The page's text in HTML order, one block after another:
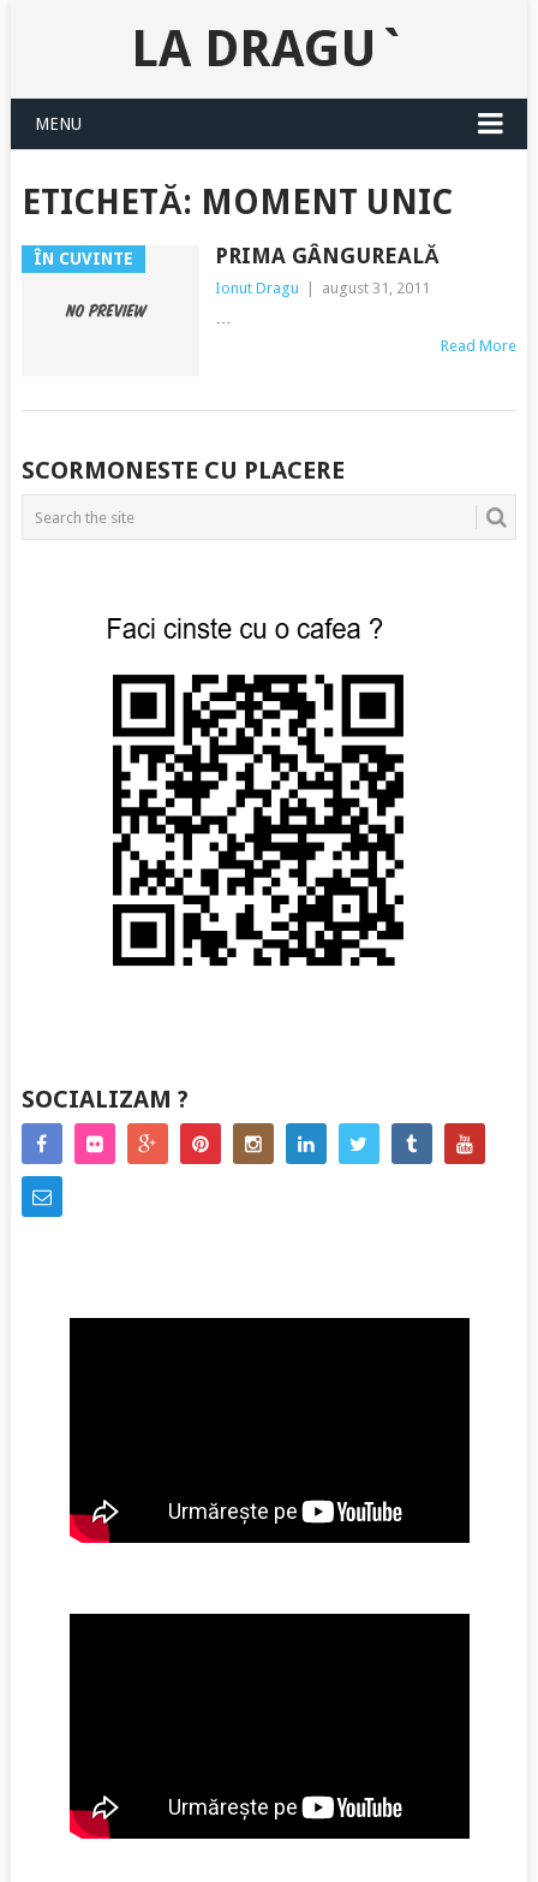
LA DRAGU`
MENU
ETICHETĂ: MOMENT UNIC
ÎN CUVINTE PRIMA GÂNGUREALĂ
Ionut Dragu august 31, 2011
Read More
POSTS
NAVIGATION
SCORMONESTE CU PLACERE
SOCIALIZAM ?